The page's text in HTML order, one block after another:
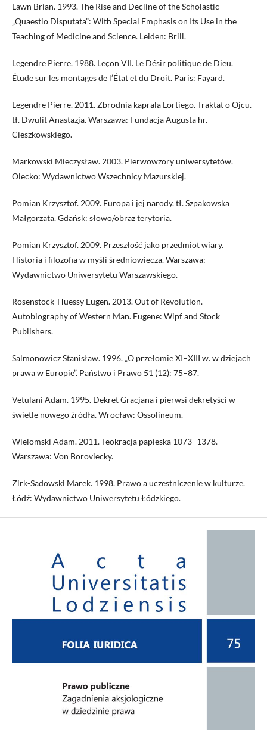
Lawn Brian. 1993. The Rise and Decline of the Scholastic
„Quaestio Disputata”: With Special Emphasis on Its Use in the
Teaching of Medicine and Science. Leiden: Brill.
Legendre Pierre. 1988. Leçon VII. Le Désir politique de Dieu.
Étude sur les montages de l’État et du Droit. Paris: Fayard.
Legendre Pierre. 2011. Zbrodnia kaprala Lortiego. Traktat o Ojcu.
tł. Dwulit Anastazja. Warszawa: Fundacja Augusta hr.
Cieszkowskiego.
Markowski Mieczysław. 2003. Pierwowzory uniwersytetów.
Olecko: Wydawnictwo Wszechnicy Mazurskiej.
Pomian Krzysztof. 2009. Europa i jej narody. tł. Szpakowska
Małgorzata. Gdańsk: słowo/obraz terytoria.
Pomian Krzysztof. 2009. Przeszłość jako przedmiot wiary.
Historia i filozofia w myśli średniowiecza. Warszawa:
Wydawnictwo Uniwersytetu Warszawskiego.
Rosenstock-Huessy Eugen. 2013. Out of Revolution.
Autobiography of Western Man. Eugene: Wipf and Stock
Publishers.
Salmonowicz Stanisław. 1996. „O przełomie XI–XIII w. w dziejach
prawa w Europie”. Państwo i Prawo 51 (12): 75–87.
Vetulani Adam. 1995. Dekret Gracjana i pierwsi dekretyści w
świetle nowego źródła. Wrocław: Ossolineum.
Wielomski Adam. 2011. Teokracja papieska 1073–1378.
Warszawa: Von Boroviecky.
Zirk-Sadowski Marek. 1998. Prawo a uczestniczenie w kulturze.
Łódź: Wydawnictwo Uniwersytetu Łódzkiego.